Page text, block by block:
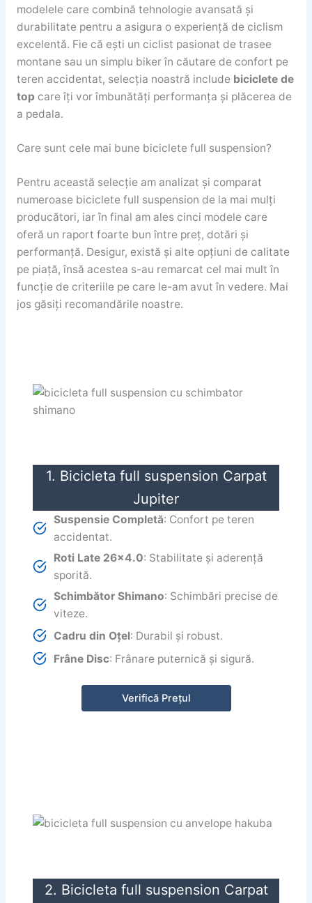
modelele care combină tehnologie avansată și
durabilitate pentru a asigura o experiență de ciclism
excelentă. Fie că ești un ciclist pasionat de trasee
montane sau un simplu biker în căutare de confort pe
teren accidentat, selecția noastră include biciclete de
top care îți vor îmbunătăți performanța și plăcerea de
a pedala.
Care sunt cele mai bune biciclete full suspension?
Pentru această selecție am analizat și comparat
numeroase biciclete full suspension de la mai mulți
producători, iar în final am ales cinci modele care
oferă un raport foarte bun între preț, dotări și
performanță. Desigur, există și alte opțiuni de calitate
pe piață, însă acestea s-au remarcat cel mai mult în
funcție de criteriile pe care le-am avut în vedere. Mai
jos găsiți recomandările noastre.
1. Bicicleta full suspension Carpat
Jupiter
Suspensie Completă: Confort pe teren
accidentat.
Roti Late 26×4.0: Stabilitate și aderență
sporită.
Schimbător Shimano: Schimbări precise de
viteze.
Cadru din Oțel: Durabil și robust.
Frâne Disc: Frânare puternică și sigură.
Verifică Prețul
2. Bicicleta full suspension Carpat